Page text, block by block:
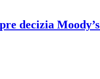
decizia